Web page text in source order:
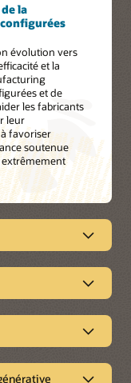
la
évolution vers
et la
et de
les fabricants
leur
favoriser
soutenue
vers le Cloud
Cloud
accélérer leur
leur infrastructure
peuvent migrer
des bases de